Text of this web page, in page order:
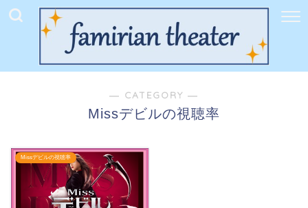
― CATEGORY ―
Missデビルの視聴率
Missデビルの視聴率